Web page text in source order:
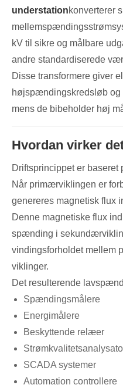
understationkonverterer
kV til sikre og målbare
andre standardiserede
Disse transformere giver
højspændingskredsløb
mens de bibeholder høj
Hvordan virker
Driftsprincippet er baseret
Når primærviklingen er
genereres magnetisk flux
Denne magnetiske flux
spænding i
vindingsforholdet mellem
viklinger.
Det resulterende
Spændingsmålere
Energimålere
Beskyttende relæer
SCADA systemer
Automation controllere